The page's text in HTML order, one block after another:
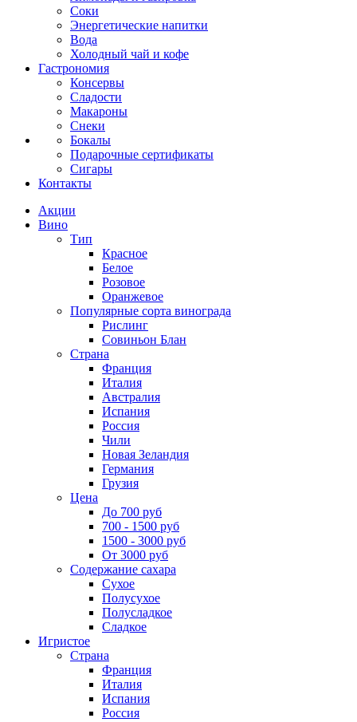
Соки
Энергетические напитки
Вода
Холодный чай и кофе
Гастрономия
Консервы
Сладости
Макароны
Снеки
Бокалы
Подарочные сертификаты
Сигары
Контакты
Акции
Вино
Тип
Красное
Белое
Розовое
Оранжевое
Популярные сорта винограда
Рислинг
Совиньон Блан
Страна
Франция
Италия
Австралия
Испания
Россия
Чили
Новая Зеландия
Германия
Грузия
Цена
До 700 руб
700 - 1500 руб
1500 - 3000 руб
От 3000 руб
Содержание сахара
Сухое
Полусухое
Полусладкое
Сладкое
Игристое
Страна
Франция
Италия
Испания
Россия